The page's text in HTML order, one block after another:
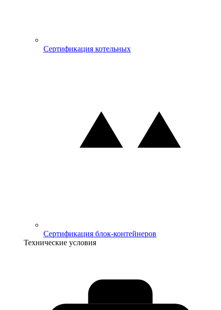
Сертификация котельных
Сертификация блок-контейнеров
Технические условия